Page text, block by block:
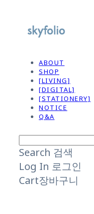
ABOUT
SHOP
[LIVING]
[DIGITAL]
[STATIONERY]
NOTICE
Q&A
Search 검색
Log In 로그인
Cart장바구니